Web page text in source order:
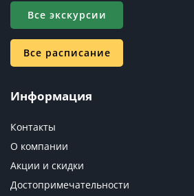
Все экскурсии
Все расписание
Информация
Контакты
О компании
Акции и скидки
Достопримечательности